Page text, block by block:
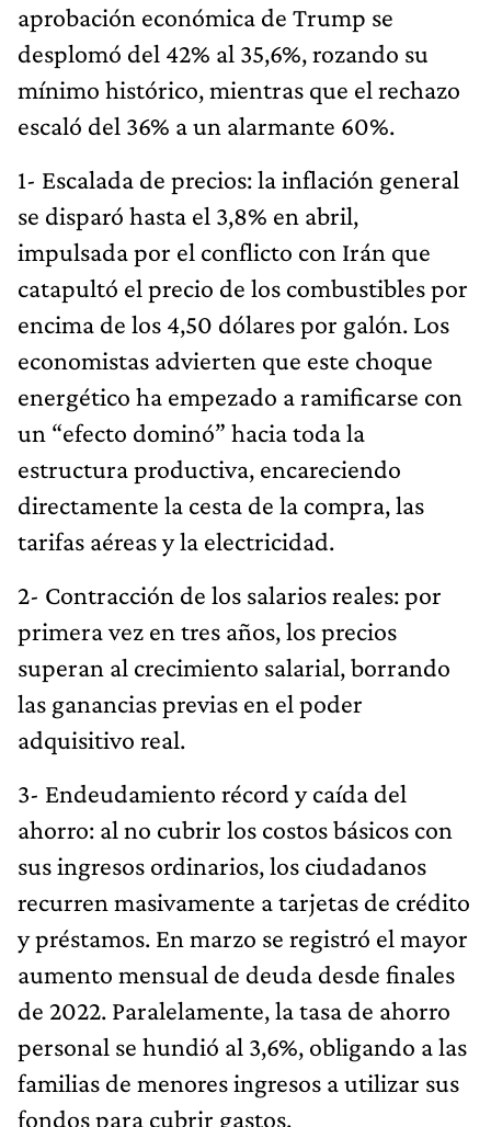
aprobación económica de Trump se
desplomó del 42% al 35,6%, rozando su
mínimo histórico, mientras que el rechazo
escaló del 36% a un alarmante 60%.
1- Escalada de precios: la inflación general
se disparó hasta el 3,8% en abril,
impulsada por el conflicto con Irán que
catapultó el precio de los combustibles por
encima de los 4,50 dólares por galón. Los
economistas advierten que este choque
energético ha empezado a ramificarse con
un “efecto dominó” hacia toda la
estructura productiva, encareciendo
directamente la cesta de la compra, las
tarifas aéreas y la electricidad.
2- Contracción de los salarios reales: por
primera vez en tres años, los precios
superan al crecimiento salarial, borrando
las ganancias previas en el poder
adquisitivo real.
3- Endeudamiento récord y caída del
ahorro: al no cubrir los costos básicos con
sus ingresos ordinarios, los ciudadanos
recurren masivamente a tarjetas de crédito
y préstamos. En marzo se registró el mayor
aumento mensual de deuda desde finales
de 2022. Paralelamente, la tasa de ahorro
personal se hundió al 3,6%, obligando a las
familias de menores ingresos a utilizar sus
fondos para cubrir gastos.